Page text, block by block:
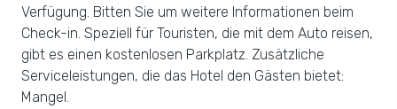
Verfügung. Bitten Sie um weitere Informationen beim
Check-in. Speziell für Touristen, die mit dem Auto reisen,
gibt es einen kostenlosen Parkplatz. Zusätzliche
Serviceleistungen, die das Hotel den Gästen bietet:
Mangel.